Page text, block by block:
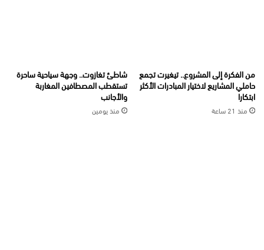
من الفكرة إلى المشروع.. تيغيرت تجمع
حاملي المشاريع لاختيار المبادرات الأكثر
ابتكارا
منذ 21 ساعة
شاطئ تغازوت.. وجهة سياحية ساحرة
تستقطب المصطافين المغاربة
والأجانب
منذ يومين